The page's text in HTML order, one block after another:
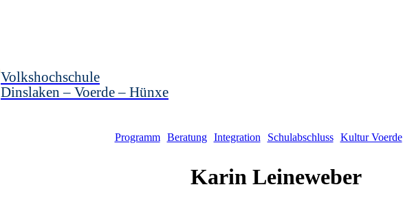
Volkshochschule
Dinslaken – Voerde – Hünxe
Programm Beratung Integration Schulabschluss Kultur Voerde
Karin Leineweber